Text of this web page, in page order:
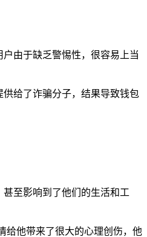
由于缺乏警惕性，很容易上当
给了诈骗分子，结果导致钱包
至影响到了他们的生活和工
给他带来了很大的心理创伤，他